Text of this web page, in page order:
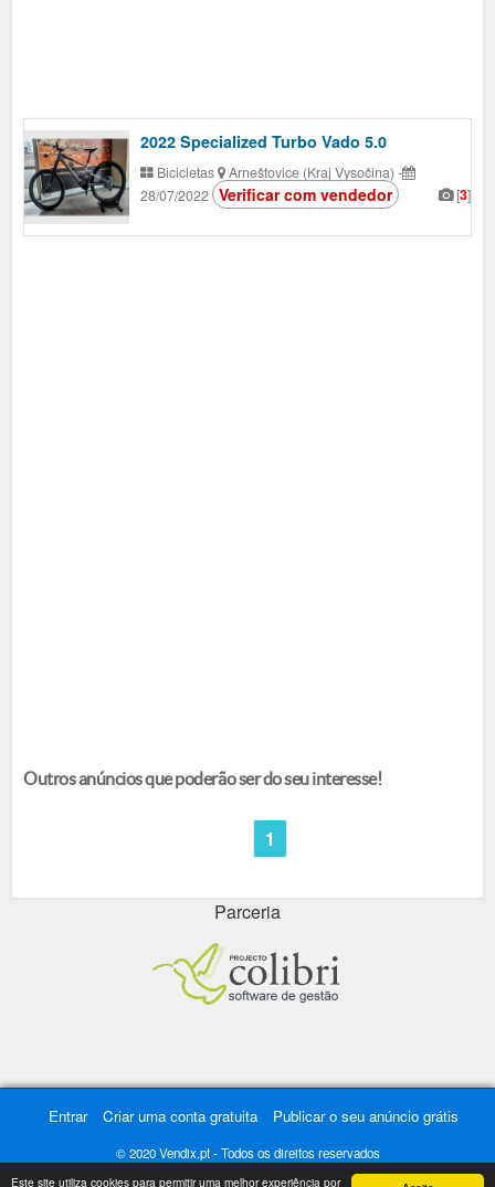
Este site utiliza cookies para permitir uma melhor experiência por
2022 Specialized Turbo Vado 5.0
Bicicletas Arneštovice (Kraj Vysočina) -
28/07/2022
[3]
Verificar com vendedor
Outros anúncios que poderão ser do seu interesse!
1
Parceria
Entrar Criar uma conta gratuita Publicar o seu anúncio grátis
© 2020 Vendix.pt - Todos os direitos reservados